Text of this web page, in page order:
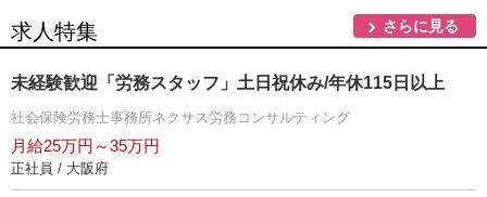
求人特集 さらに見る
未経験歓迎「労務スタッフ」土日祝休み/年休115日以上
社会保険労務士事務所ネクサス労務コンサルティング
月給25万円～35万円
正社員 / 大阪府